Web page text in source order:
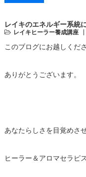
レイキのエネルギー系統
レイキヒーラー養成講座
このブログにお越しくだ
ありがとうございます。
あなたらしさを目覚めさ
ヒーラー＆アロマセラピ